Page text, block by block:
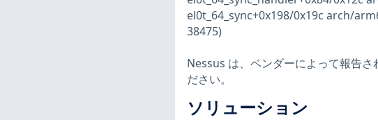
el0t_64_sync+0x198/0x19c arch/
38475)
Nessus は、ベンダーによって報告
ださい。
ソリューション